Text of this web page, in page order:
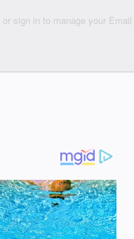
or sign in to manage your